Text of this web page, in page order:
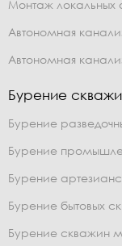
Монтаж локальных
Автономная
Автономная
Бурение
Бурение
Бурение
Бурение
Бурение бытовых
Бурение скважин